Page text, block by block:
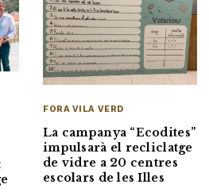
FORA VILA VERD
La campanya “Ecodites”
impulsarà el recliclatge
de vidre a 20 centres
escolars de les Illes